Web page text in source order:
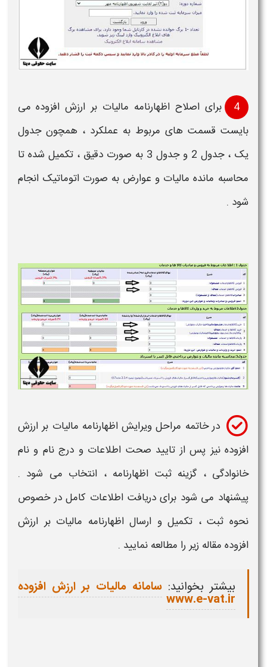
4 برای اصلاح اظهارنامه مالیات بر ارزش افزوده می
بایست قسمت های مربوط به عملکرد ، همچون جدول
یک ، جدول 2 و جدول 3 به صورت دقیق ، تکمیل شده تا
محاسبه مانده مالیات و عوارض به صورت اتوماتیک انجام
شود .
در خاتمه مراحل ویرایش اظهارنامه مالیات بر ارزش
افزوده نیز پس از تایید صحت اطلاعات و درج نام و نام
خانوادگی ، گزینه ثبت اظهارنامه ، انتخاب می شود .
پیشنهاد می شود برای دریافت اطلاعات کامل در خصوص
نحوه ثبت ، تکمیل و ارسال اظهارنامه مالیات بر ارزش
افزوده مقاله زیر را مطالعه نمایید .
بیشتر بخوانید: سامانه مالیات بر ارزش افزوده
www.e-vat.ir